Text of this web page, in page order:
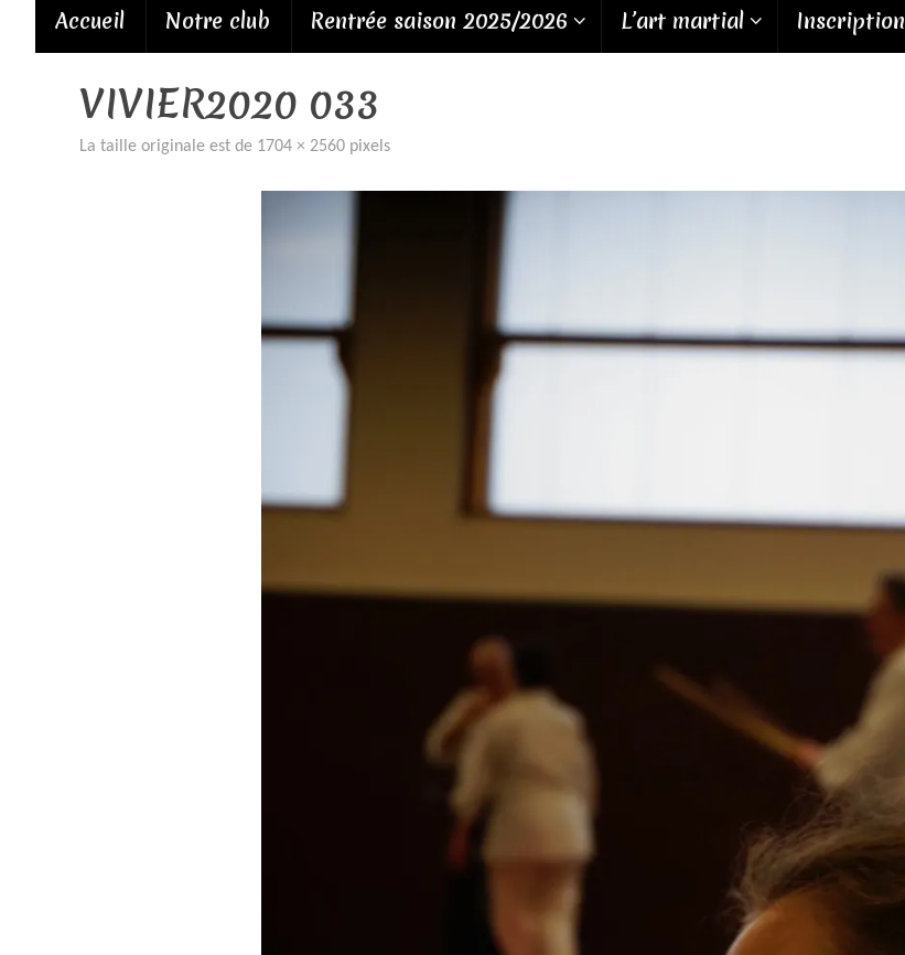
Accueil Notre club Rentrée saison 2025/2026 L’art martial Inscription
VIVIER2020 033
La taille originale est de 1704 × 2560 pixels